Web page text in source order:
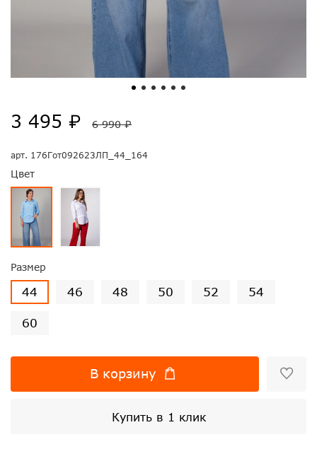
арт. 176Гот092623ЛП_44_164
Цвет
Размер
44 46 48 50 52 54
60
3 495 ₽ 6 990 ₽
В корзину
Купить в 1 клик